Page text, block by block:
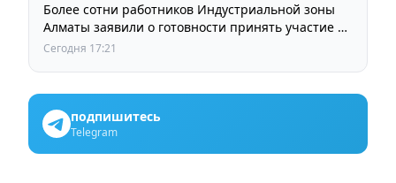
Более сотни работников Индустриальной зоны
Алматы заявили о готовности принять участие в
выборах членов Курылтая
Сегодня 17:21
подпишитесь
Telegram